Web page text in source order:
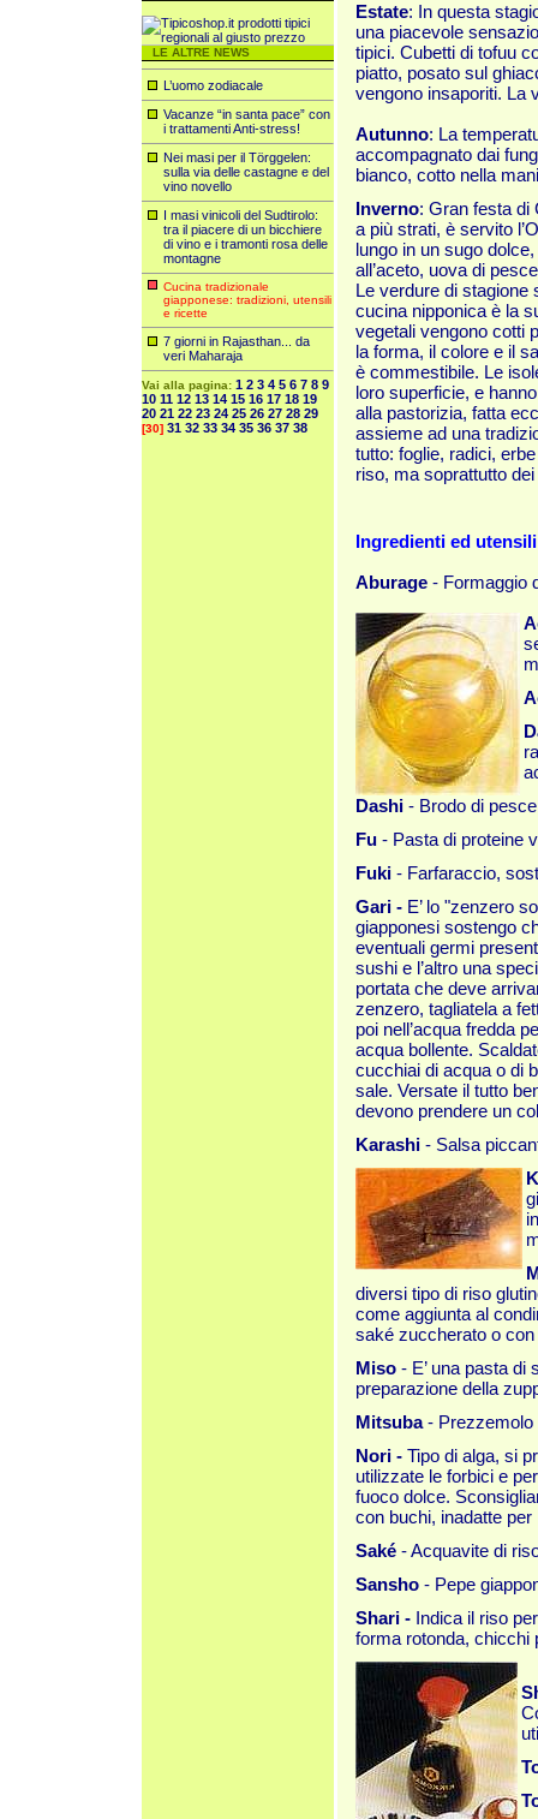
LE ALTRE NEWS
L’uomo zodiacale
Vacanze “in santa pace” con
i trattamenti Anti-stress!
Nei masi per il Törggelen:
sulla via delle castagne e del
vino novello
I masi vinicoli del Sudtirolo:
tra il piacere di un bicchiere
di vino e i tramonti rosa delle
montagne
Cucina tradizionale
giapponese: tradizioni, utensili
e ricette
7 giorni in Rajasthan... da
veri Maharaja
Vai alla pagina: 1 2 3 4 5 6 7 8 9
10 11 12 13 14 15 16 17 18 19
20 21 22 23 24 25 26 27 28 29
[30] 31 32 33 34 35 36 37 38
Estate: In questa
una piacevole
tipici. Cubetti di tofuu
piatto, posato sul
vengono insaporiti. La
Autunno: La
accompagnato dai
bianco, cotto nella
Inverno: Gran festa di
a più strati, è servito
lungo in un sugo
all’aceto, uova di
Le verdure di stagione
cucina nipponica è la
vegetali vengono cotti
la forma, il colore e il
è commestibile. Le
loro superficie, e
alla pastorizia, fatta
assieme ad una
tutto: foglie, radici,
riso, ma soprattutto
Ingredienti ed utensili
Aburage - Formaggio
Dashi - Brodo di
Fu - Pasta di proteine
Fuki - Farfaraccio,
Gari - E’ lo "zenzero
giapponesi sostengo
eventuali germi
sushi e l’altro una
portata che deve
zenzero, tagliatela a
poi nell’acqua fredda
acqua bollente.
cucchiai di acqua o di
sale. Versate il tutto
devono prendere un
Karashi - Salsa
diversi tipo di riso
come aggiunta al
saké zuccherato o
Miso - E’ una pasta di
preparazione della
Mitsuba- Prezzemolo
Nori - Tipo di alga, si
utilizzate le forbici e
fuoco dolce.
con buchi, inadatte per
Saké - Acquavite di
Sansho - Pepe
Shari - Indica il riso
forma rotonda, chicchi